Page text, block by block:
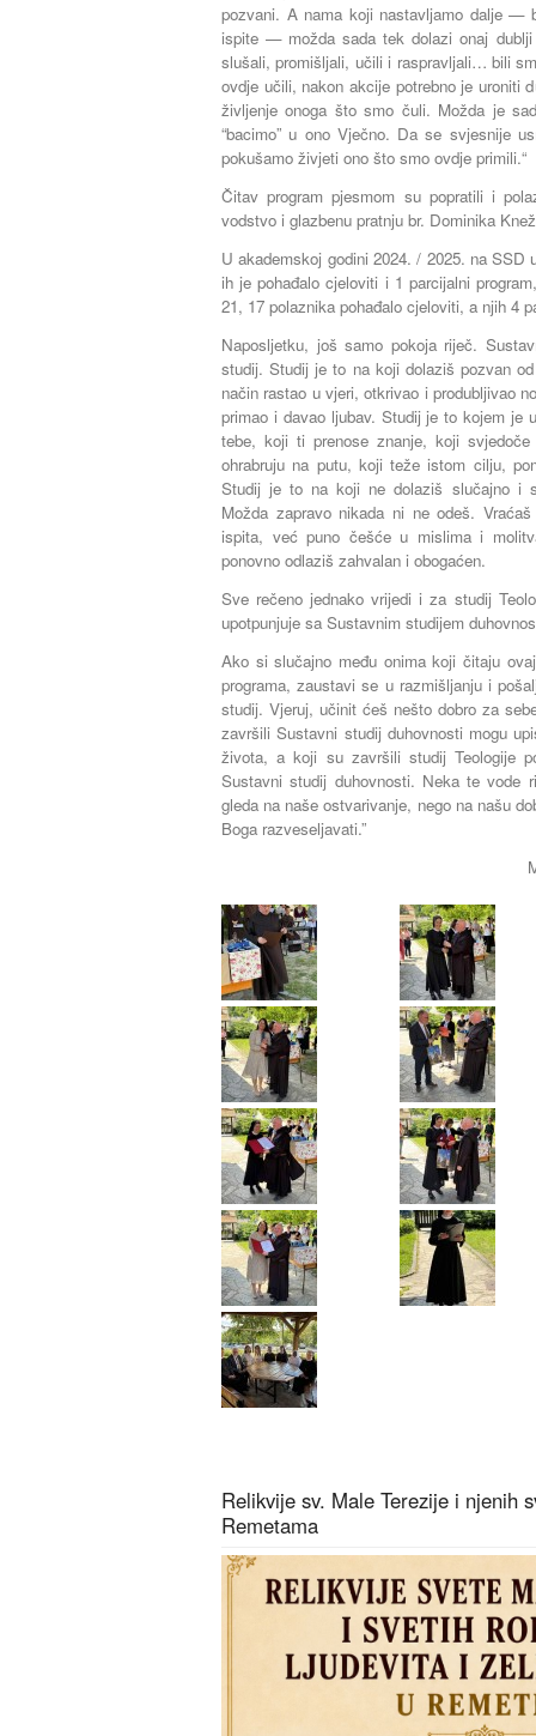
pozvani. A nama koji nastavljamo dalje —
ispite — možda sada tek dolazi onaj
slušali, promišljali, učili i raspravljali… bili
ovdje učili, nakon akcije potrebno je
življenje onoga što smo čuli. Možda je
“bacimo” u ono Vječno. Da se svjesnije
pokušamo živjeti ono što smo ovdje primili.“
Čitav program pjesmom su popratili i
vodstvo i glazbenu pratnju br. Dominika
U akademskoj godini 2024. / 2025. na SSD
ih je pohađalo cjeloviti i 1 parcijalni
21, 17 polaznika pohađalo cjeloviti, a njih 4
Naposljetku, još samo pokoja riječ.
studij. Studij je to na koji dolaziš pozvan
način rastao u vjeri, otkrivao i produbljivao
primao i davao ljubav. Studij je to kojem je
tebe, koji ti prenose znanje, koji
ohrabruju na putu, koji teže istom cilju,
Studij je to na koji ne dolaziš slučajno i
Možda zapravo nikada ni ne odeš.
ispita, već puno češće u mislima i
ponovno odlaziš zahvalan i obogaćen.
Sve rečeno jednako vrijedi i za studij
upotpunjuje sa Sustavnim studijem
Ako si slučajno među onima koji čitaju
programa, zaustavi se u razmišljanju i
studij. Vjeruj, učinit ćeš nešto dobro za
završili Sustavni studij duhovnosti mogu
života, a koji su završili studij Teologije
Sustavni studij duhovnosti. Neka te vode
gleda na naše ostvarivanje, nego na našu
Boga razveseljavati.”
Relikvije sv. Male Terezije i njenih
Remetama